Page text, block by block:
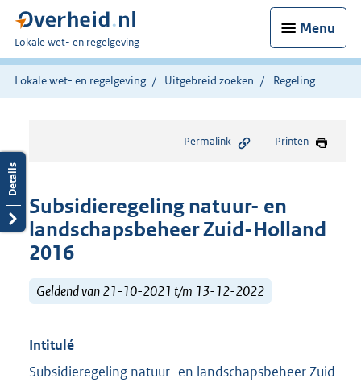
Menu
U
bent
hier:
Lokale wet- en regelgeving
Lokale wet- en regelgeving Uitgebreid zoeken Regeling
Permalink Printen
Subsidieregeling natuur- en
landschapsbeheer Zuid-Holland
2016
Geldend van 21-10-2021 t/m 13-12-2022
Intitulé
Subsidieregeling natuur- en landschapsbeheer Zuid-